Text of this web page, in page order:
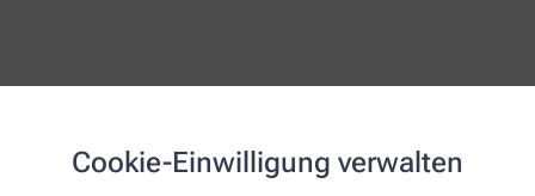
Cookie-Einwilligung verwalten
Legenden. Er galt als Symbol von Kraft und Stärke. Die
und Irland gibt es noch immer den
oft auch auf Friedhöfen gepflanzt – die Menschen
von Tristan und Isolde umschlingt er die Gräber des